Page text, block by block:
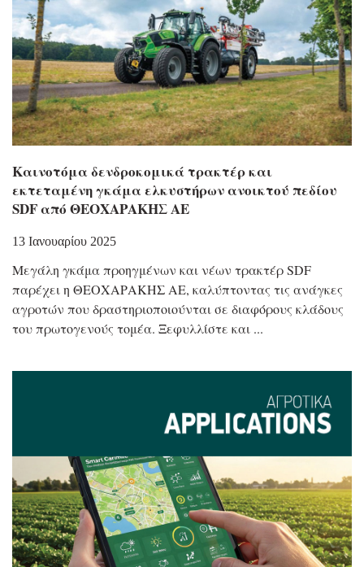
Καινοτόμα δενδροκομικά τρακτέρ και
εκτεταμένη γκάμα ελκυστήρων ανοικτού πεδίου
SDF από ΘΕΟΧΑΡΑΚΗΣ ΑΕ
13 Ιανουαρίου 2025
Μεγάλη γκάμα προηγμένων και νέων τρακτέρ SDF
παρέχει η ΘΕΟΧΑΡΑΚΗΣ ΑΕ, καλύπτοντας τις ανάγκες
αγροτών που δραστηριοποιούνται σε διαφόρους κλάδους
του πρωτογενούς τομέα. Ξεφυλλίστε και